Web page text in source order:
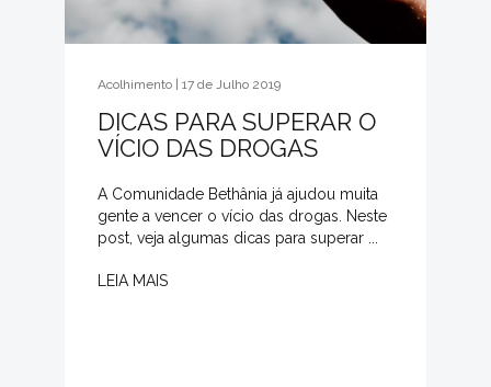
Acolhimento | 17 de Julho 2019
DICAS PARA SUPERAR O
VÍCIO DAS DROGAS
A Comunidade Bethânia já ajudou muita
gente a vencer o vício das drogas. Neste
post, veja algumas dicas para superar ...
LEIA MAIS